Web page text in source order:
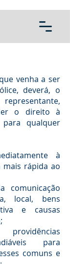
venha a ser
deverá, o
o direito à
para qualquer
à
mais rápida ao
comunicação
local, bens
e causas
para
comuns e